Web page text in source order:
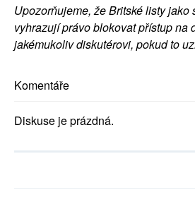
Upozorňujeme, že Britské listy jako
vyhrazují právo blokovat přístup na
jakémukoliv diskutérovi, pokud to
Komentáře
Diskuse je prázdná.